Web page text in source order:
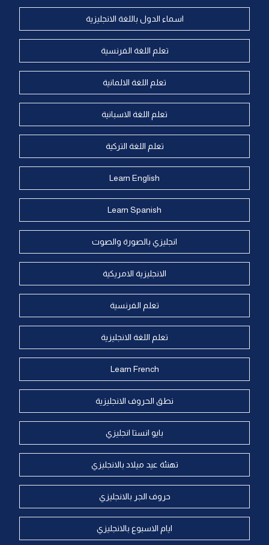
اسماء الدول باللغة الانجليزية
تعلم اللغة الفرنسية
تعلم اللغة الالمانية
تعلم اللغة الاسبانية
تعلم اللغة التركية
Learn English
Learn Spanish
انجليزي بالصورة والصوت
الانجليزية الامريكية
تعلم الفرنسية
تعلم اللغة الانجليزية
Learn French
نطق الحروف الانجليزية
بايو انستا انجليزي
تهنئة عيد ميلاد بالانجليزي
حروف الجر بالانجليزي
ايام الاسبوع بالانجليزي